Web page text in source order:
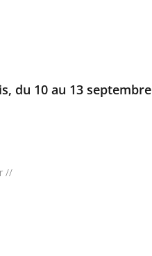
du 10 au 13 septembre
//